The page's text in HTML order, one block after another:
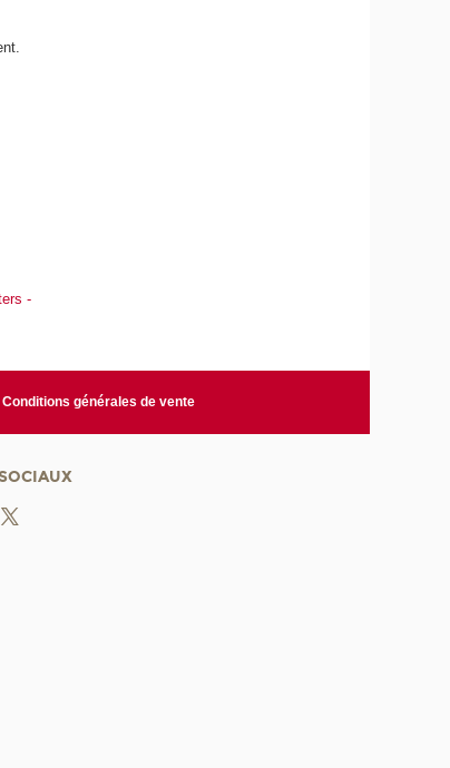
-
Conditions générales de vente